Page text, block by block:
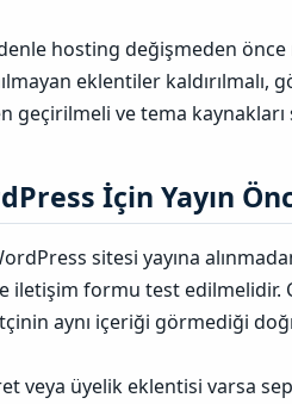
hosting değişmeden
eklentiler kaldırılmalı,
geçirilmeli ve tema
İçin Yayın
sitesi yayına
iletişim formu test edilmelidir.
aynı içeriği görmediği
veya üyelik eklentisi varsa